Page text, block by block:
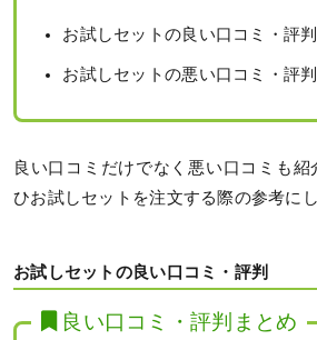
お試しセットの良い口コミ・評判
お試しセットの悪い口コミ・評判
良い口コミだけでなく悪い口コミも
ひお試しセットを注文する際の参考に
お試しセットの良い口コミ・評判
良い口コミ・評判まとめ